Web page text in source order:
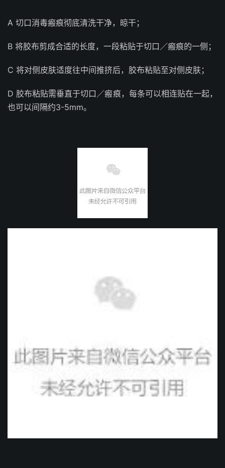
A 切口消毒瘢痕彻底清洗干净，晾干；
B 将胶布剪成合适的长度，一段粘贴于切口／瘢痕的一侧；
C 将对侧皮肤适度往中间推挤后，胶布粘贴至对侧皮肤；
D 胶布粘贴需垂直于切口／瘢痕，每条可以相连贴在一起，
也可以间隔约3-5mm。